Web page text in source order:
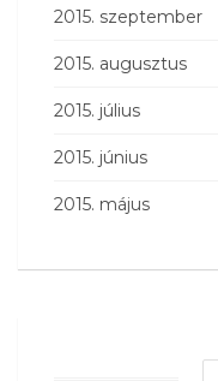
2015. szeptember
2015. augusztus
2015. július
2015. június
2015. május